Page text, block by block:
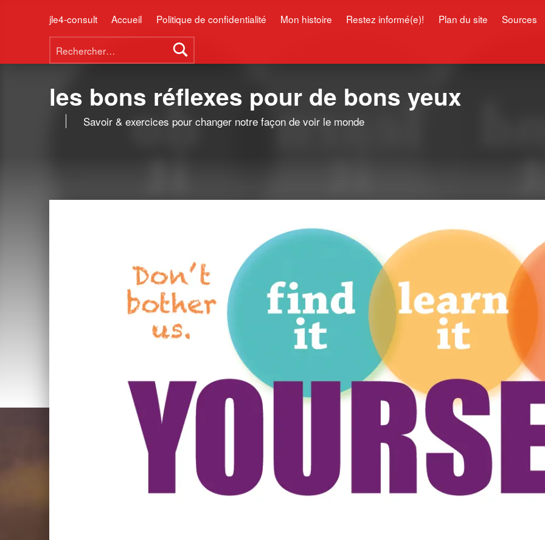
Rechercher :
jle4-consult Accueil Politique de confidentialité Mon histoire Restez informé(e)! Plan du site Sources
les bons réflexes pour de bons yeux
Savoir & exercices pour changer notre façon de voir le monde